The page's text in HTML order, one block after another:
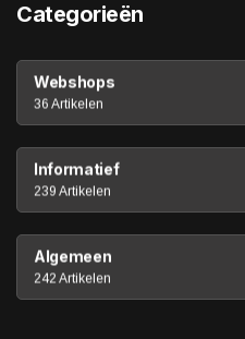
Categorieën
Webshops
36 Artikelen
Informatief
239 Artikelen
Algemeen
242 Artikelen